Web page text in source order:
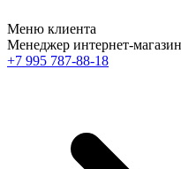
Меню клиента
Менеджер интернет-
+7 995 787-88-18